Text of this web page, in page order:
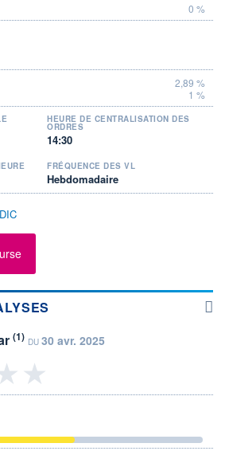
0 %
2,89 %
1 %
HEURE DE CENTRALISATION DES
ORDRES
14:30
FRÉQUENCE DES VL
Hebdomadaire
(1) DU 30 avr. 2025